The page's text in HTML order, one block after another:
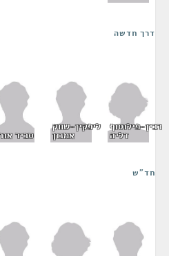
דרך חדשה
רבין-פילוסוף
דליה
ליפקין-שחק
אמנון סביר
חד"ש